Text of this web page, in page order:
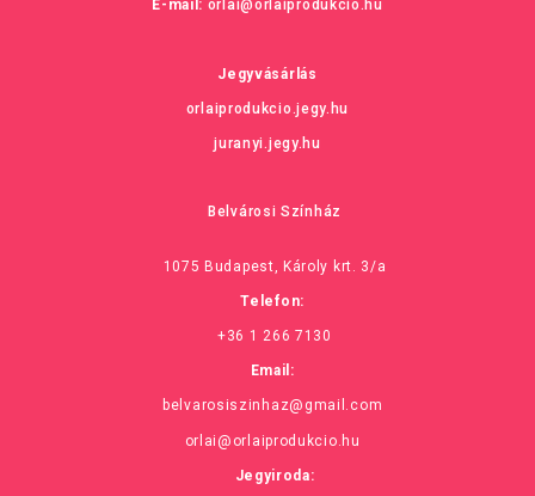
E-mail: orlai@orlaiprodukcio.hu
Jegyvásárlás
orlaiprodukcio.jegy.hu
juranyi.jegy.hu
Belvárosi Színház
1075 Budapest, Károly krt. 3/a
Telefon:
+36 1 266 7130
Email:
belvarosiszinhaz@gmail.com
orlai@orlaiprodukcio.hu
Jegyiroda: